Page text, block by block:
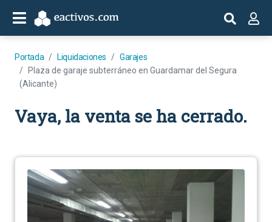
Portada Liquidaciones
Garajes
Plaza de garaje subterráneo en Guardamar del Segura
(Alicante)
Vaya, la venta se ha cerrado.